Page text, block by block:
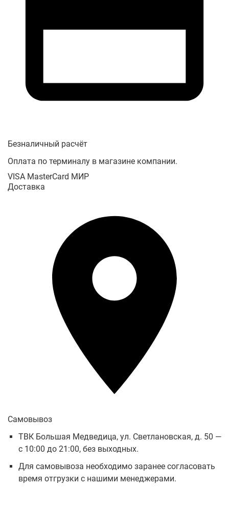
Безналичный расчёт
Оплата по терминалу в магазине компании.
VISA MasterCard МИР
Доставка
Самовывоз
ТВК Большая Медведица, ул. Светлановская, д. 50 —
с 10:00 до 21:00, без выходных.
Для самовывоза необходимо заранее согласовать
время отгрузки с нашими менеджерами.